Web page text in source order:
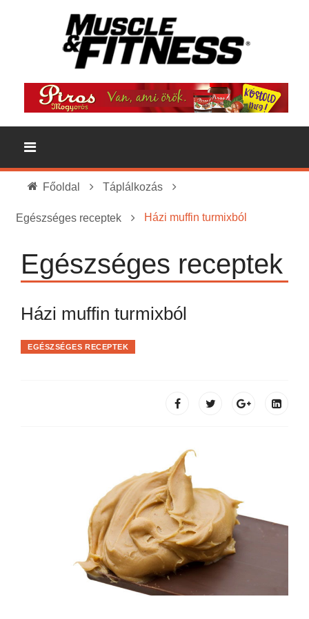
Főoldal Táplálkozás
Egészséges receptek Házi muffin turmixból
Egészséges receptek
Házi muffin turmixból
EGÉSZSÉGES RECEPTEK